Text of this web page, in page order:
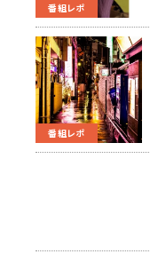
番組レポ
番組レポ